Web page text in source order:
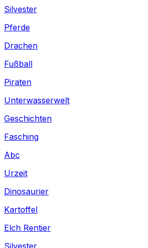
Silvester
Pferde
Drachen
Fußball
Piraten
Unterwasserwelt
Geschichten
Fasching
Abc
Urzeit
Dinosaurier
Kartoffel
Elch Rentier
Silvester